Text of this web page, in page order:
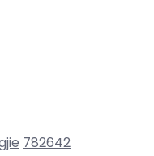
782642